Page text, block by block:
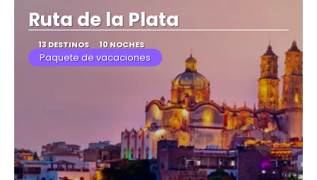
Ruta de la Plata
13 DESTINOS 10 NOCHES
Paquete de vacaciones